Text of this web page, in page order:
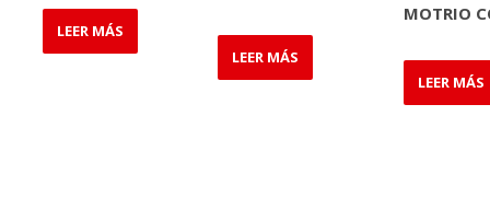
LEER MÁS
LEER MÁS
MOTRIO
LEER MÁS